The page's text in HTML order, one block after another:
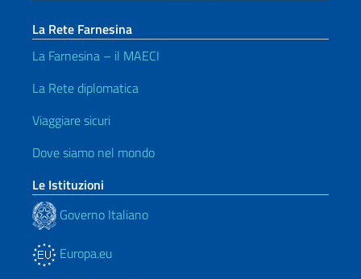
La Rete Farnesina
La Farnesina – il MAECI
La Rete diplomatica
Viaggiare sicuri
Dove siamo nel mondo
Le Istituzioni
Governo Italiano
Europa.eu